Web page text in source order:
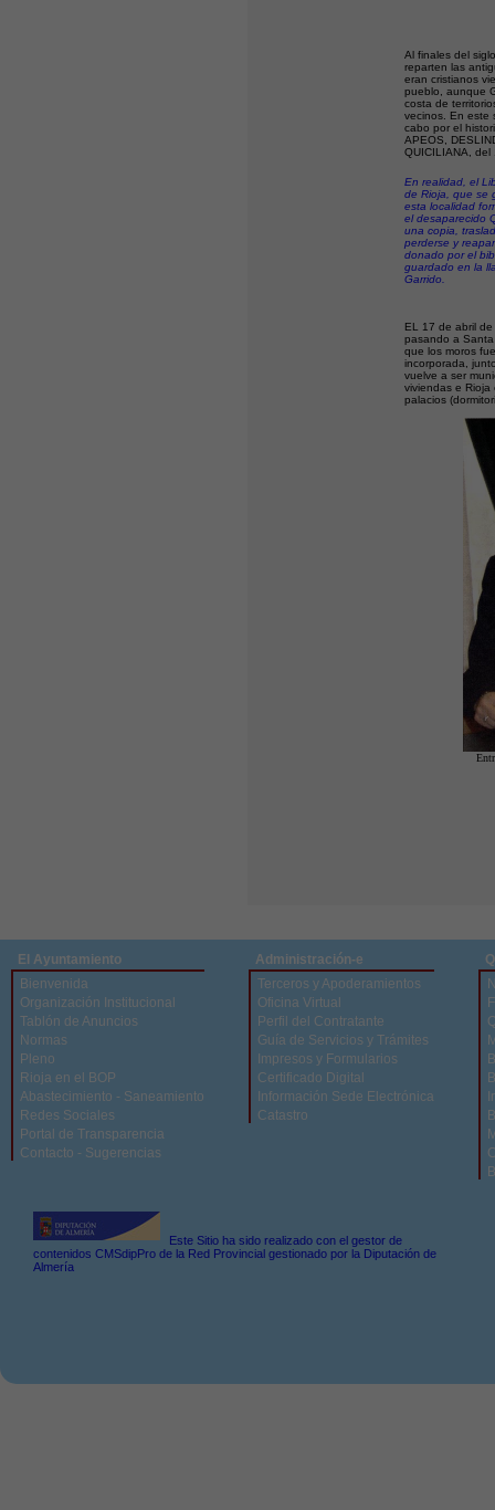
Al finales del
reparten las
eran cristianos
pueblo, aunque
costa de
vecinos. En este
cabo por el
APEOS,
QUICILIANA, del
En realidad, el
de Rioja, que se
esta localidad
el desaparecido
una copia,
perderse y
donado por el
guardado en la
Garrido.
EL 17 de abril
pasando a
que los moros
incorporada,
vuelve a ser
viviendas e
palacios
El Ayuntamiento
Bienvenida
Organización Institucional
Tablón de Anuncios
Normas
Pleno
Rioja en el BOP
Abastecimiento - Saneamiento
Redes Sociales
Portal de Transparencia
Contacto - Sugerencias
Administración-e
Terceros y Apoderamientos
Oficina Virtual
Perfil del Contratante
Guía de Servicios y Trámites
Impresos y Formularios
Certificado Digital
Información Sede Electrónica
Catastro
Este Sitio ha sido realizado con el gestor de
contenidos CMSdipPro de la Red Provincial gestionado por la Diputación de
Almería